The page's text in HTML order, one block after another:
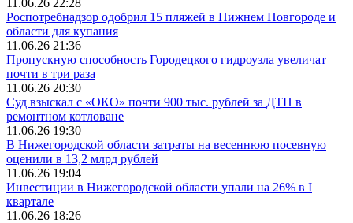
Роспотребнадзор одобрил 15 пляжей в Нижнем Новгороде и
области для купания
11.06.26 21:36
Пропускную способность Городецкого гидроузла увеличат
почти в три раза
11.06.26 20:30
Суд взыскал с «ОКО» почти 900 тыс. рублей за ДТП в
ремонтном котловане
11.06.26 19:30
В Нижегородской области затраты на весеннюю посевную
оценили в 13,2 млрд рублей
11.06.26 19:04
Инвестиции в Нижегородской области упали на 26% в I
квартале
11.06.26 18:26